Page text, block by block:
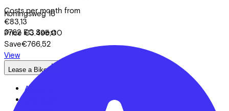
Koningsweg 16
3762 EC Soest
Costs per month from
€83,13
Price €3.495,00
Save€766,52
View
Lease a Bike
About us